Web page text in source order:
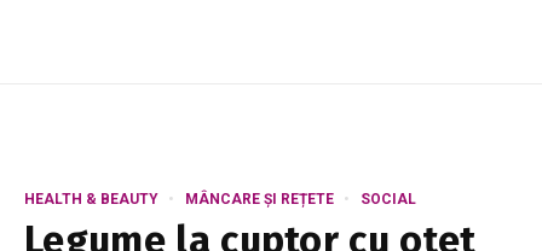
HEALTH & BEAUTY MÂNCARE ȘI REȚETE SOCIAL
Legume la cuptor cu oțet